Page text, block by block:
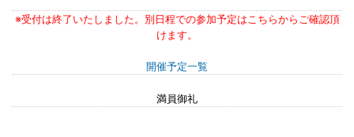
※受付は終了いたしました。別日程での参加予定はこちらからご確認頂
けます。
開催予定一覧
満員御礼